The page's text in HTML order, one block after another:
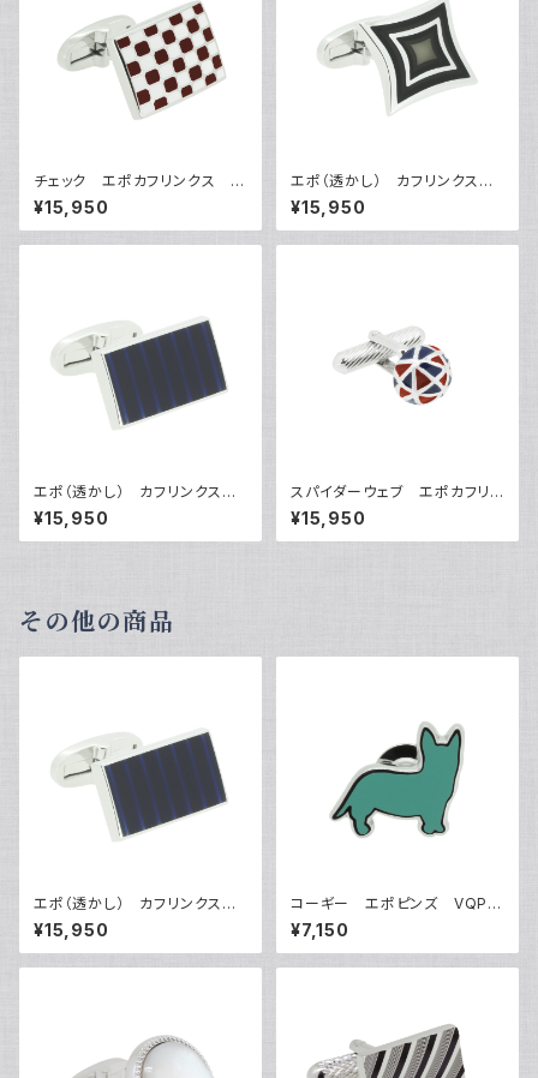
チェック エポカフリンクス V
QC-1204
¥15,950
エポ（透かし） カフリンクス
VQC-1205
¥15,950
エポ（透かし） カフリンクス
VQC-1206
¥15,950
スパイダーウェブ エポカフリン
クス VQC-1207A
¥15,950
その他の商品
エポ（透かし） カフリンクス
VQC-1206
¥15,950
コーギー エポピンズ VQP-
0504
¥7,150